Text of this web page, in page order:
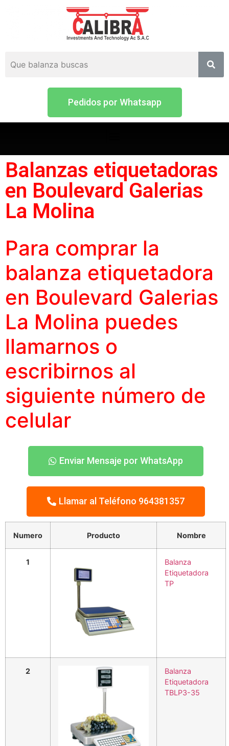
Pedidos por Whatsapp
Balanzas etiquetadoras
en Boulevard Galerias
La Molina
Para comprar la
balanza etiquetadora
en Boulevard Galerias
La Molina puedes
llamarnos o
escribirnos al
siguiente número de
celular
Enviar Mensaje por WhatsApp
Llamar al Teléfono 964381357
Numero Producto Nombre
1
Balanza
Etiquetadora
TP
2
Balanza
Etiquetadora
TBLP3-35